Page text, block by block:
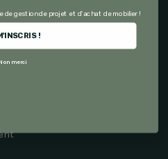
de gestion de projet et d'achat de mobilier !
!
Non merci